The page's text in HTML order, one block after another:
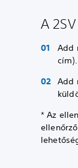
A
Add
cím).
Add
* Az